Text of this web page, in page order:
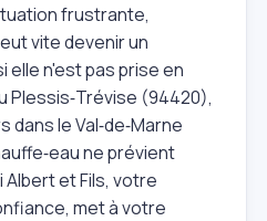
frustrante,
vite devenir un
elle n'est pas prise en
Plessis‑Trévise (94420),
le Val‑de‑Marne
ne prévient
et Fils, votre
met à votre